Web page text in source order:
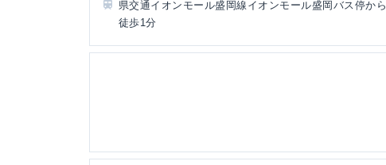
県交通イオンモール盛岡線イオンモール盛岡バス停から
徒歩1分